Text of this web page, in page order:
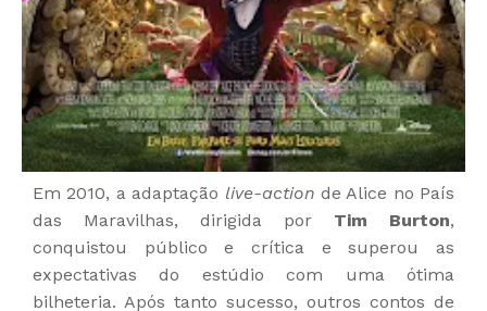
Em 2010, a adaptação live-action de Alice no País
das Maravilhas, dirigida por Tim Burton,
conquistou público e crítica e superou as
expectativas do estúdio com uma ótima
bilheteria. Após tanto sucesso, outros contos de